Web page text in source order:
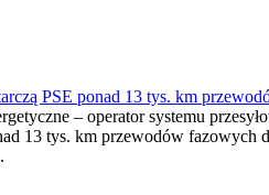
PSE ponad 13 tys. km
– operator systemu
13 tys. km przewodów fazowych